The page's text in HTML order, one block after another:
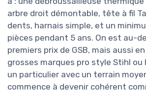
arbre droit démontable, tête à fil
dents, harnais simple, et un
pièces pendant 5 ans. On est au-
premiers prix de GSB, mais aussi
grosses marques pro style Stihl ou
un particulier avec un terrain
commence à devenir cohérent